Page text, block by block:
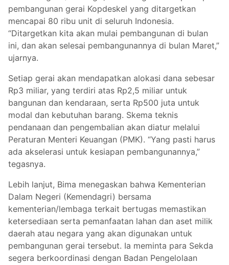
pembangunan gerai Kopdeskel yang ditargetkan
mencapai 80 ribu unit di seluruh Indonesia.
“Ditargetkan kita akan mulai pembangunan di bulan
ini, dan akan selesai pembangunannya di bulan Maret,”
ujarnya.
Setiap gerai akan mendapatkan alokasi dana sebesar
Rp3 miliar, yang terdiri atas Rp2,5 miliar untuk
bangunan dan kendaraan, serta Rp500 juta untuk
modal dan kebutuhan barang. Skema teknis
pendanaan dan pengembalian akan diatur melalui
Peraturan Menteri Keuangan (PMK). “Yang pasti harus
ada akselerasi untuk kesiapan pembangunannya,”
tegasnya.
Lebih lanjut, Bima menegaskan bahwa Kementerian
Dalam Negeri (Kemendagri) bersama
kementerian/lembaga terkait bertugas memastikan
ketersediaan serta pemanfaatan lahan dan aset milik
daerah atau negara yang akan digunakan untuk
pembangunan gerai tersebut. Ia meminta para Sekda
segera berkoordinasi dengan Badan Pengelolaan